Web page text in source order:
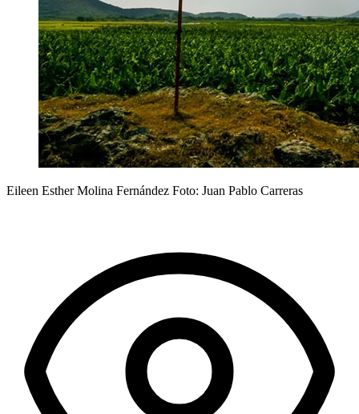
Eileen Esther Molina Fernández Foto: Juan Pablo Carreras